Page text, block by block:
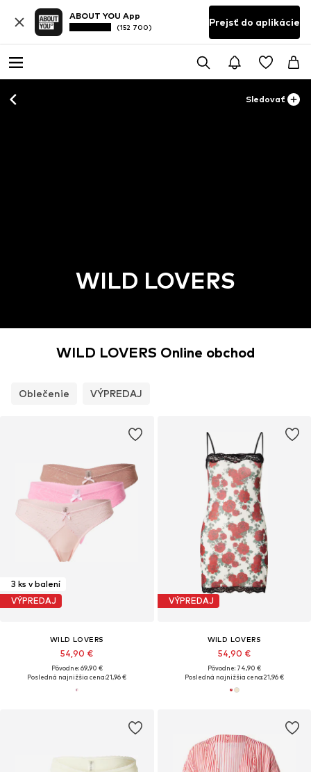
ABOUT YOU App
(152 700) Prejsť do aplikácie
Sledovať
WILD LOVERS
WILD LOVERS Online obchod
Oblečenie VÝPREDAJ
3 ks v balení
VÝPREDAJ
WILD LOVERS
54,90 €
Pôvodne: 69,90 €
Posledná najnižšia cena:21,96 €
VÝPREDAJ
WILD LOVERS
54,90 €
Pôvodne: 74,90 €
Posledná najnižšia cena:21,96 €